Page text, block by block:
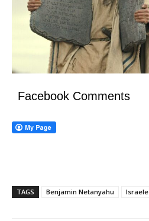
Facebook Comments
TAGS Benjamin Netanyahu Israele